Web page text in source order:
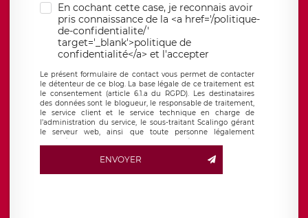
En cochant cette case, je reconnais avoir
pris connaissance de la <a href='/politique-
de-confidentialite/'
target='_blank'>politique de
confidentialité</a> et l'accepter
Le présent formulaire de contact vous permet de contacter
le détenteur de ce blog. La base légale de ce traitement est
le consentement (article 6.1.a du RGPD). Les destinataires
des données sont le blogueur, le responsable de traitement,
le service client et le service technique en charge de
l’administration du service, le sous-traitant Scalingo gérant
le serveur web, ainsi que toute personne légalement
autorisée. Le formulaire de contact à destination du
basé en France et offrant des
clauses de protection
ENVOYER